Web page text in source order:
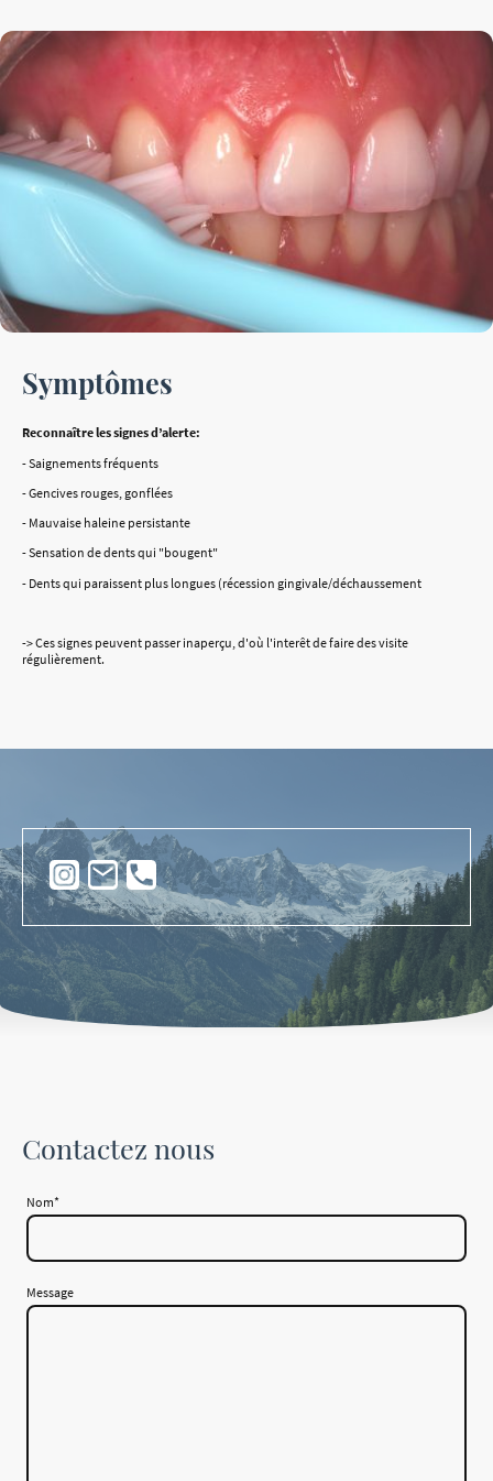
Symptômes
Reconnaître les signes d’alerte:
- Saignements fréquents
- Gencives rouges, gonflées
- Mauvaise haleine persistante
- Sensation de dents qui "bougent"
- Dents qui paraissent plus longues (récession gingivale/déchaussement
-> Ces signes peuvent passer inaperçu, d'où l'interêt de faire des visite
régulièrement.
Contactez nous
Nom*
Message